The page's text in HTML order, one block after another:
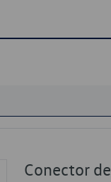
Conector